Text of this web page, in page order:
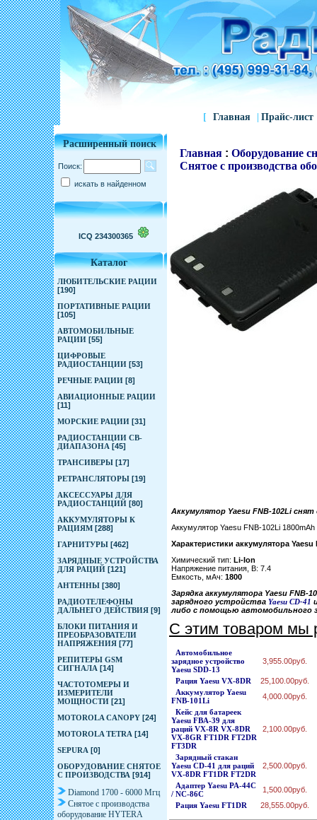
[ Главная Прайс-лист
Расширенный поиск
Поиск:
искать в найденном
ICQ 234300365
Каталог
ЛЮБИТЕЛЬСКИЕ РАЦИИ
[190]
ПОРТАТИВНЫЕ РАЦИИ
[105]
АВТОМОБИЛЬНЫЕ
РАЦИИ [55]
ЦИФРОВЫЕ
РАДИОСТАНЦИИ [53]
РЕЧНЫЕ РАЦИИ [8]
АВИАЦИОННЫЕ РАЦИИ
[11]
МОРСКИЕ РАЦИИ [31]
РАДИОСТАНЦИИ CB-
ДИАПАЗОНА [45]
ТРАНСИВЕРЫ [17]
РЕТРАНСЛЯТОРЫ [19]
АКСЕССУАРЫ ДЛЯ
РАДИОСТАНЦИЙ [80]
АККУМУЛЯТОРЫ К
РАЦИЯМ [288]
ГАРНИТУРЫ [462]
ЗАРЯДНЫЕ УСТРОЙСТВА
ДЛЯ РАЦИЙ [121]
АНТЕННЫ [380]
РАДИОТЕЛЕФОНЫ
ДАЛЬНЕГО ДЕЙСТВИЯ [9]
БЛОКИ ПИТАНИЯ И
ПРЕОБРАЗОВАТЕЛИ
НАПРЯЖЕНИЯ [77]
РЕПИТЕРЫ GSM
СИГНАЛА [14]
ЧАСТОТОМЕРЫ И
ИЗМЕРИТЕЛИ
МОЩНОСТИ [21]
MOTOROLA CANOPY [24]
MOTOROLA TETRA [14]
SEPURA [0]
ОБОРУДОВАНИЕ СНЯТОЕ
С ПРОИЗВОДСТВА [914]
Diamond 1700 - 6000 Мгц
Снятое с производства
оборудование HYTERA
Главная : Оборудование
Снятое с производства
Аккумулятор Yaesu FNB-102Li
Аккумулятор Yaesu FNB-102Li
Характеристики аккумулятора Yaesu
Химический тип: Li-Ion
Напряжение питания, В: 7.4
Емкость, мАч: 1800
Зарядка аккумулятора Yaesu
зарядного устройства Yaesu CD-41
либо с помощью автомобильного
С этим товаром мы
Автомобильное
зарядное устройство
Yaesu SDD-13
3,955.00руб.
Рация Yaesu VX-8DR
25,100.00руб.
Аккумулятор Yaesu
FNB-101Li
4,000.00руб.
Кейс для батареек
Yaesu FBA-39 для
раций VX-8R VX-8DR
VX-8GR FT1DR FT2DR
FT3DR
2,100.00руб.
Зарядный стакан
Yaesu CD-41 для раций
VX-8DR FT1DR FT2DR
2,500.00руб.
Адаптер Yaesu PA-44C
/ NC-86C
1,500.00руб.
Рация Yaesu FT1DR
28,555.00руб.